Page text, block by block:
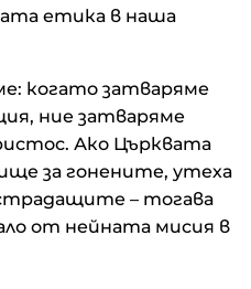
етика в наша
когато затваряме
ние затваряме
Ако Църквата
за гонените, утеха
– тогава
от нейната мисия в